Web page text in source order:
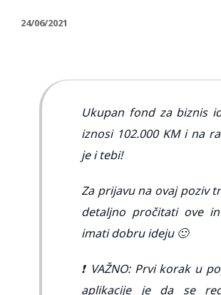
24/06/2021
Ukupan fond za biznis
iznosi 102.000 KM i na
je i tebi!
Za prijavu na ovaj poziv
detaljno pročitati ove
imati dobru ideju 🙂
❗ VAŽNO: Prvi korak u
aplikacije je da se